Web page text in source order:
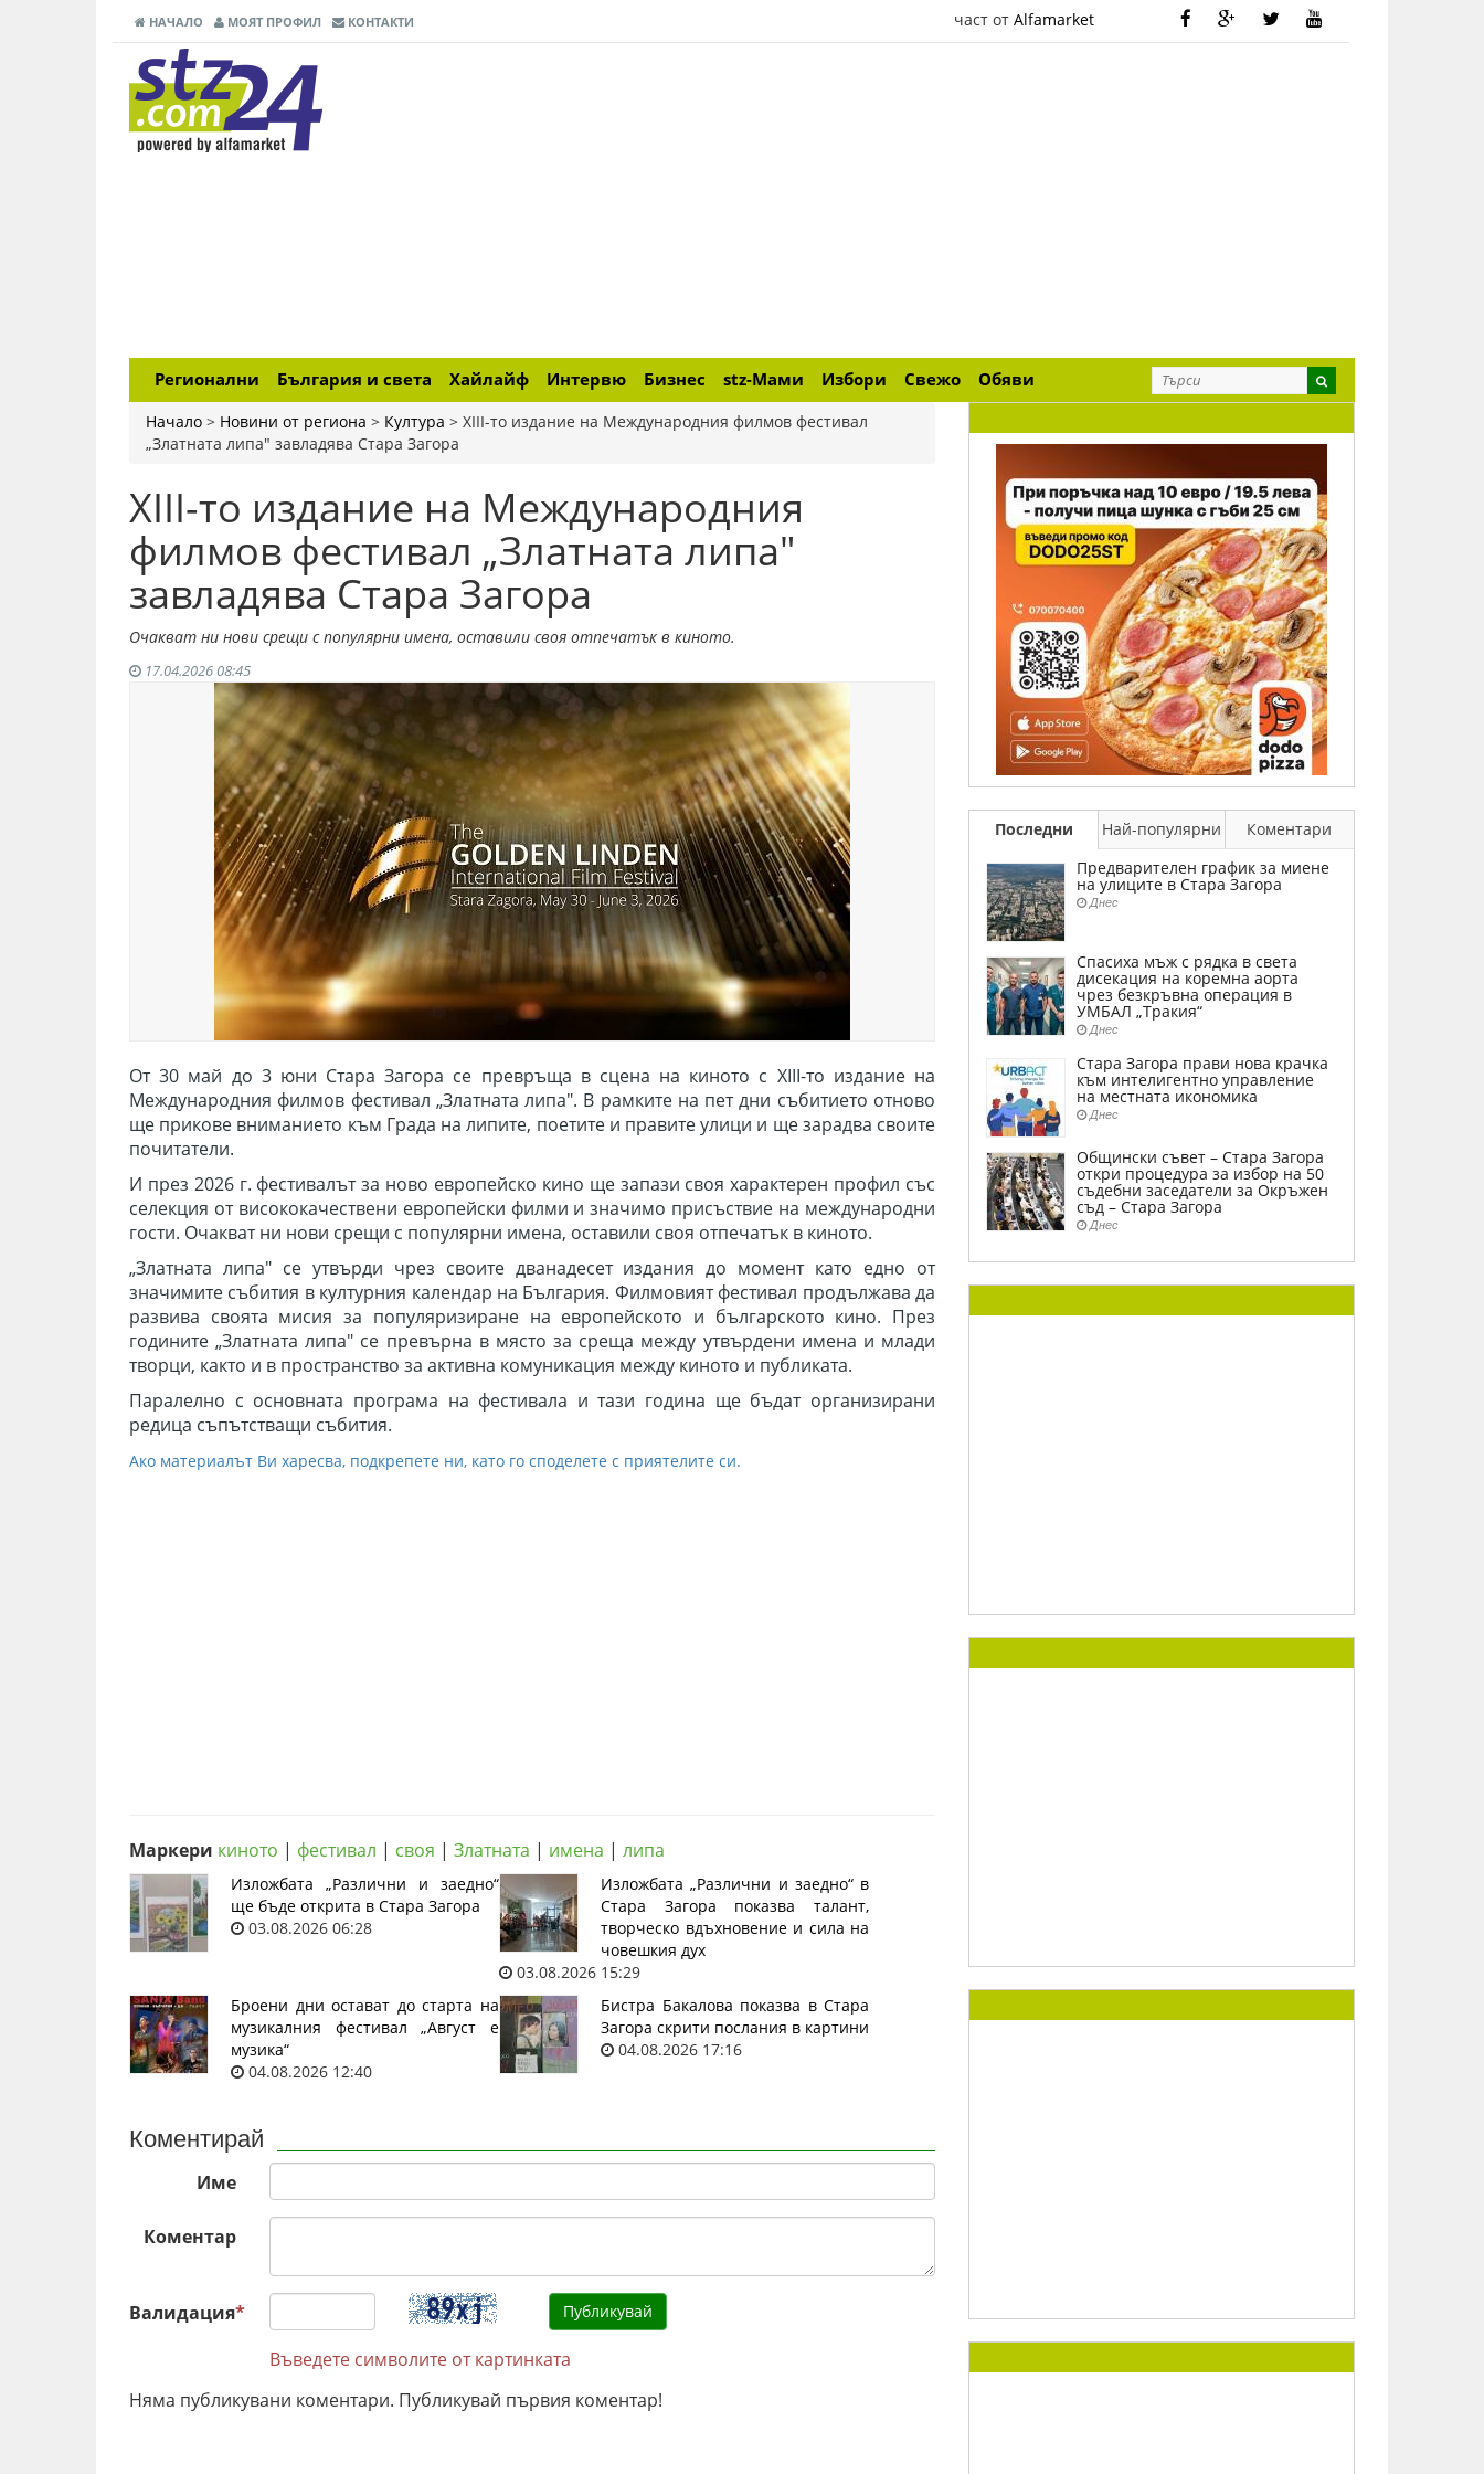
НАЧАЛО МОЯТ ПРОФИЛ КОНТАКТИ част от Alfamarket
Регионални България и света Хайлайф Интервю Бизнес stz-Мами Избори Свежо Обяви
Начало > Новини от региона > Култура > XIII-то издание на Международния филмов фестивал
„Златната липа" завладява Стара Загора
XIII-то издание на Международния
филмов фестивал „Златната липа"
завладява Стара Загора
Очакват ни нови срещи с популярни имена, оставили своя отпечатък в киното.
17.04.2026 08:45
От 30 май до 3 юни Стара Загора се превръща в сцена на киното с XIII-то издание на
Международния филмов фестивал „Златната липа". В рамките на пет дни събитието отново
ще прикове вниманието към Града на липите, поетите и правите улици и ще зарадва своите
почитатели.
И през 2026 г. фестивалътза ново европейско кино ще запази своя характерен профил със
селекция от висококачествени европейски филми и значимо присъствие на международни
гости. Очакват ни нови срещи с популярни имена, оставили своя отпечатък в киното.
„Златната липа" се утвърди чрез своите дванадесет издания до момент като едно от
значимите събития в културния календар на България. Филмовият фестивал продължава да
развива своята мисия за популяризиране на европейското и българското кино. През
годините „Златната липа" се превърна в място за среща между утвърдени имена и млади
творци, както и в пространство за активна комуникация между киното и публиката.
Паралелно с основната програма на фестивала и тази година ще бъдат организирани
редица съпътстващи събития.
Ако материалът Ви харесва, подкрепете ни, като го споделете с приятелите си.
Маркери киното | фестивал | своя | Златната | имена | липа
Изложбата „Различни и заедно“
ще бъде открита в Стара Загора
03.08.2026 06:28
Изложбата „Различни и заедно“ в
Стара Загора показва талант,
творческо вдъхновение и сила на
човешкия дух
03.08.2026 15:29
Броени дни остават до старта на
музикалния фестивал „Август е
музика“
04.08.2026 12:40
Бистра Бакалова показва в Стара
Загора скрити послания в картини
04.08.2026 17:16
Коментирай
Име
Коментар
Валидация*
Въведете символите от картинката
Няма публикувани коментари. Публикувай първия коментар!
Последни Най-популярни
Коментари
Предварителен график за миене
на улиците в Стара Загора
Днес
Спасиха мъж с рядка в света
дисекация на коремна аорта
чрез безкръвна операция в
УМБАЛ „Тракия“
Днес
Стара Загора прави нова крачка
към интелигентно управление
на местната икономика
Днес
Общински съвет – Стара Загора
откри процедура за избор на 50
съдебни заседатели за Окръжен
съд – Стара Загора
Днес